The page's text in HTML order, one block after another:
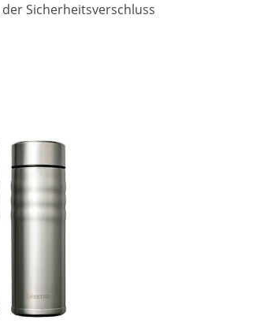
Sicherheitsverschluss